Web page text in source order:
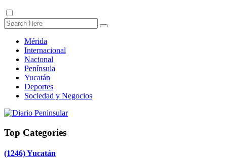
Mérida
Internacional
Nacional
Península
Yucatán
Deportes
Sociedad y Negocios
Top Categories
(1246)Yucatán